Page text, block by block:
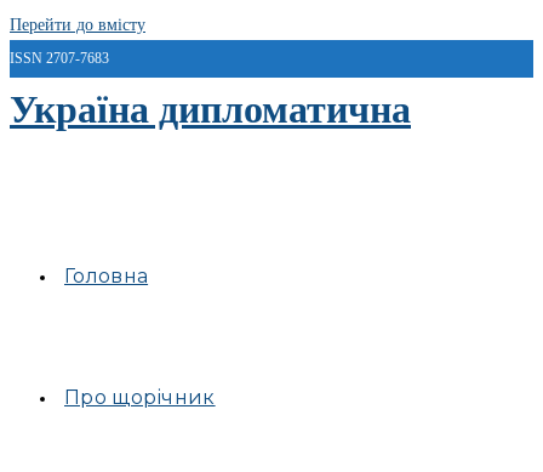
Перейти до вмісту
ISSN 2707-7683
Україна дипломатична
Головна
Про щорічник